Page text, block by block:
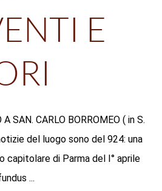
E
SAN. CARLO BORROMEO ( in S.
del luogo sono del 924: una
capitolare di Parma del I° aprile
...